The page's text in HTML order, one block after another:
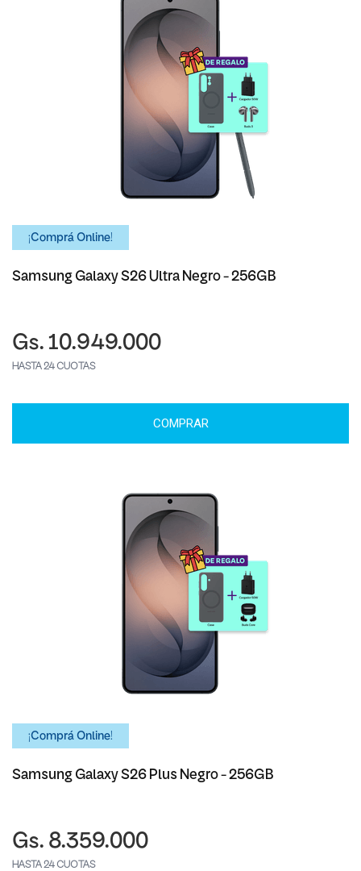
¡Comprá Online!
Samsung Galaxy S26 Ultra Negro - 256GB
Gs. 10.949.000
HASTA 24 CUOTAS
COMPRAR
¡Comprá Online!
Samsung Galaxy S26 Plus Negro - 256GB
Gs. 8.359.000
HASTA 24 CUOTAS